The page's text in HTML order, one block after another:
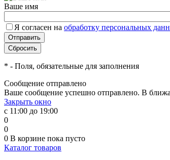
Ваше имя
Я согласен на обработку персональных
* - Поля, обязательные для заполнения
Сообщение отправлено
Ваше сообщение успешно отправлено. В
Закрыть окно
с 11:00 до 19:00
0
0
0 В корзине пока пусто
Каталог товаров